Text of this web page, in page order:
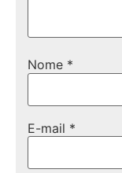
Nome *
E-mail *